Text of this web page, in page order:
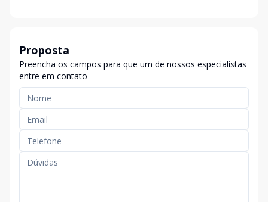
Proposta
Preencha os campos para que um de nossos especialistas
entre em contato